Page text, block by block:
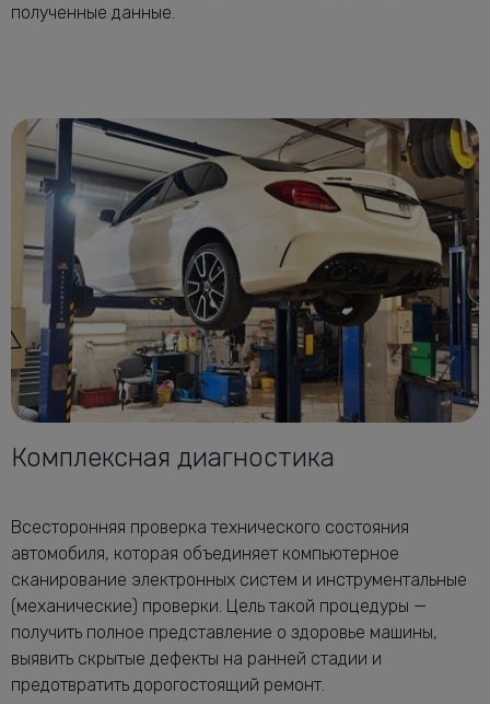
полученные данные.
Комплексная диагностика
Всесторонняя проверка технического состояния
автомобиля, которая объединяет компьютерное
сканирование электронных систем и инструментальные
(механические) проверки. Цель такой процедуры —
получить полное представление о здоровье машины,
выявить скрытые дефекты на ранней стадии и
предотвратить дорогостоящий ремонт.